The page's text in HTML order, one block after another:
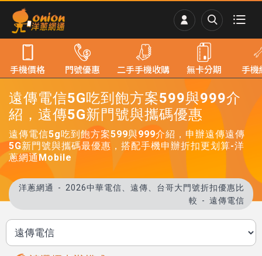
遠傳電信5G吃到飽方案599與999介
紹，遠傳5G新門號與攜碼優惠
遠傳電信5g吃到飽方案599與999介紹，申辦遠傳遠傳
5G新門號與攜碼最優惠，搭配手機申辦折扣更划算-洋
蔥網通Mobile
洋蔥網通
2026中華電信、遠傳、台哥大門號折扣優惠比
較
遠傳電信
手機價格 門號優惠 二手手機收購 無卡分期 手機